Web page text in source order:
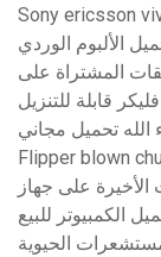
الألبوم الوردي
قابلة للتنزيل
الحيوية